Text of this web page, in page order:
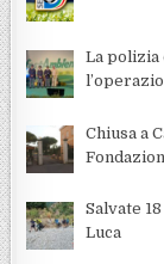
La polizia
Chiusa a
Salvate
Luca